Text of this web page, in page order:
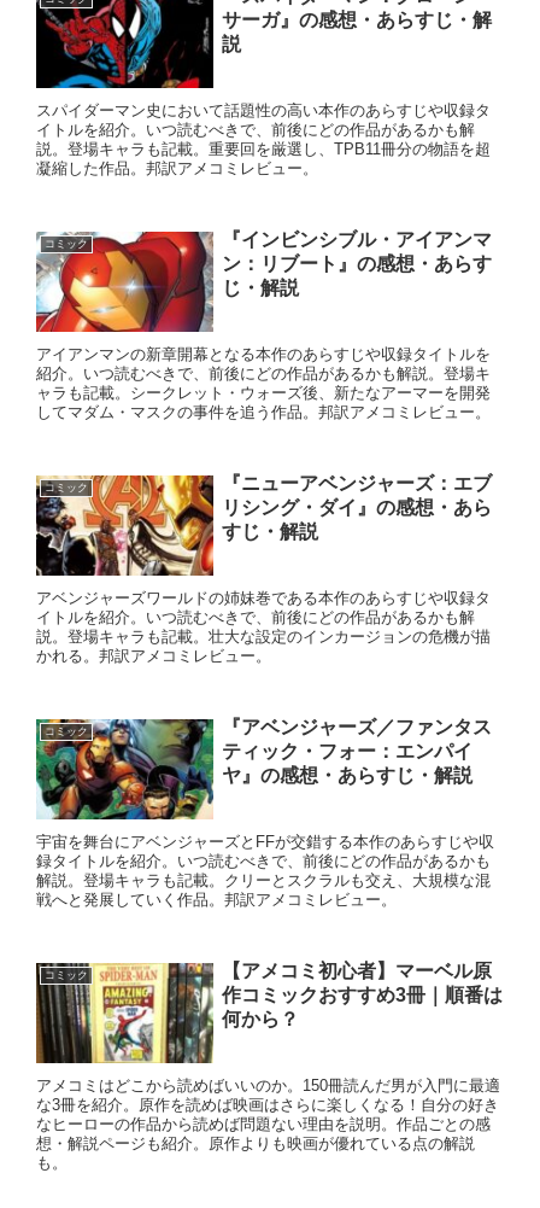
サーガ』の感想・あらすじ・解
説
スパイダーマン史において話題性の高い本作のあらすじや収録タ
イトルを紹介。いつ読むべきで、前後にどの作品があるかも解
説。登場キャラも記載。重要回を厳選し、TPB11冊分の物語を超
凝縮した作品。邦訳アメコミレビュー。
コミック
『インビンシブル・アイアンマ
ン：リブート』の感想・あらす
じ・解説
アイアンマンの新章開幕となる本作のあらすじや収録タイトルを
紹介。いつ読むべきで、前後にどの作品があるかも解説。登場キ
ャラも記載。シークレット・ウォーズ後、新たなアーマーを開発
してマダム・マスクの事件を追う作品。邦訳アメコミレビュー。
コミック
『ニューアベンジャーズ：エブ
リシング・ダイ』の感想・あら
すじ・解説
アベンジャーズワールドの姉妹巻である本作のあらすじや収録タ
イトルを紹介。いつ読むべきで、前後にどの作品があるかも解
説。登場キャラも記載。壮大な設定のインカージョンの危機が描
かれる。邦訳アメコミレビュー。
コミック
『アベンジャーズ／ファンタス
ティック・フォー：エンパイ
ヤ』の感想・あらすじ・解説
宇宙を舞台にアベンジャーズとFFが交錯する本作のあらすじや収
録タイトルを紹介。いつ読むべきで、前後にどの作品があるかも
解説。登場キャラも記載。クリーとスクラルも交え、大規模な混
戦へと発展していく作品。邦訳アメコミレビュー。
コミック
【アメコミ初心者】マーベル原
作コミックおすすめ3冊｜順番は
何から？
アメコミはどこから読めばいいのか。150冊読んだ男が入門に最適
な3冊を紹介。原作を読めば映画はさらに楽しくなる！自分の好き
なヒーローの作品から読めば問題ない理由を説明。作品ごとの感
想・解説ページも紹介。原作よりも映画が優れている点の解説
も。